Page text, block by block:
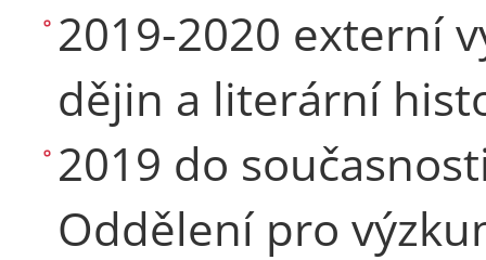
2019-2020 externí
dějin a literární
2019 do
Oddělení pro